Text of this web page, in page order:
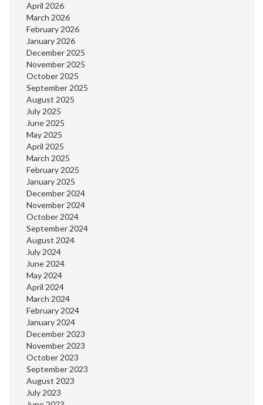
April 2026
March 2026
February 2026
January 2026
December 2025
November 2025
October 2025
September 2025
August 2025
July 2025
June 2025
May 2025
April 2025
March 2025
February 2025
January 2025
December 2024
November 2024
October 2024
September 2024
August 2024
July 2024
June 2024
May 2024
April 2024
March 2024
February 2024
January 2024
December 2023
November 2023
October 2023
September 2023
August 2023
July 2023